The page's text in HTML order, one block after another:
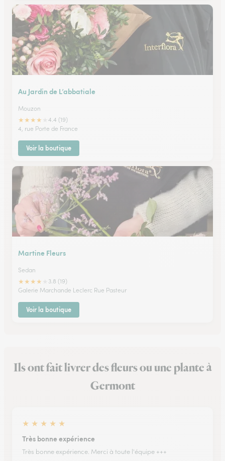
Au Jardin de L’abbatiale
Mouzon
★★★★
4.4 (19)
4, rue Porte de France
Voir la boutique
Martine Fleurs
Sedan
★★★★
3.8 (19)
Galerie Marchande Leclerc Rue Pasteur
Voir la boutique
Ils ont fait livrer des fleurs ou une plante à
Germont
★ ★ ★ ★ ★
Très bonne expérience
Très bonne expérience. Merci à toute l'équipe +++